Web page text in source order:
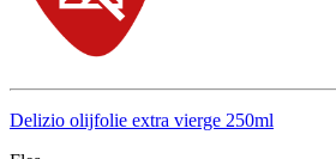
Delizio olijfolie extra vierge 250ml